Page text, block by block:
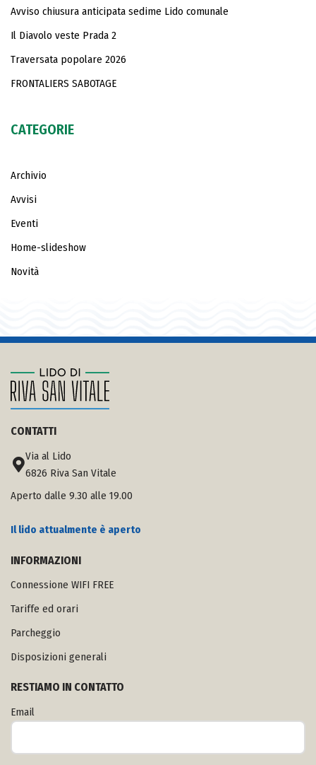
Avviso chiusura anticipata sedime Lido comunale
Il Diavolo veste Prada 2
Traversata popolare 2026
FRONTALIERS SABOTAGE
CATEGORIE
Archivio
Avvisi
Eventi
Home-slideshow
Novità
CONTATTI
Via al Lido
6826 Riva San Vitale
Aperto dalle 9.30 alle 19.00
Il lido attualmente è aperto
INFORMAZIONI
Connessione WIFI FREE
Tariffe ed orari
Parcheggio
Disposizioni generali
RESTIAMO IN CONTATTO
Email